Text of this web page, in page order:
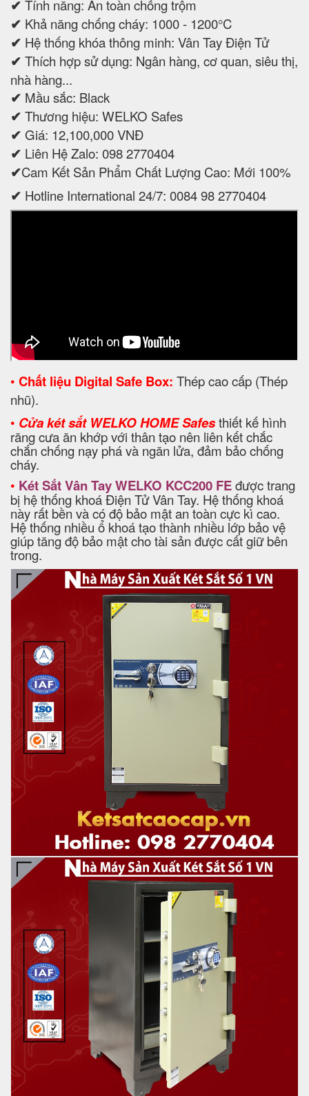
✔ Tính năng: An toàn chống trộm
✔ Khả năng chống cháy: 1000 - 1200°C
✔ Hệ thống khóa thông minh: Vân Tay Điện Tử
✔ Thích hợp sử dụng: Ngân hàng, cơ quan, siêu thị,
nhà hàng...
✔ Mầu sắc: Black
✔ Thương hiệu: WELKO Safes
✔ Giá: 12,100,000 VNĐ
✔ Liên Hệ Zalo: 098 2770404
✔Cam Kết Sản Phẩm Chất Lượng Cao: Mới 100%
✔ Hotline International 24/7: 0084 98 2770404
• Chất liệu Digital Safe Box: Thép cao cấp (Thép
nhũ).
• Cửa két sắt WELKO HOME Safesthiết kế hình
răng cưa ăn khớp với thân tạo nên liên kết chắc
chắn chống nạy phá và ngăn lửa, đảm bảo chống
cháy.
• Két Sắt Vân Tay WELKO KCC200 FEđược trang
bị hệ thống khoá Điện Tử Vân Tay. Hệ thống khoá
này rất bền và có độ bảo mật an toàn cực kì cao.
Hệ thống nhiều ổ khoá tạo thành nhiều lớp bảo vệ
giúp tăng độ bảo mật cho tài sản được cất giữ bên
trong.